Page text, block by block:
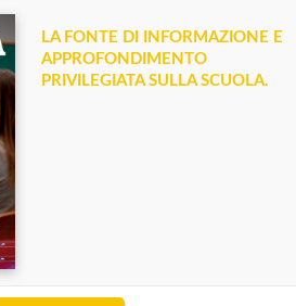
LA FONTE DI INFORMAZIONE E
APPROFONDIMENTO
PRIVILEGIATA SULLA SCUOLA.